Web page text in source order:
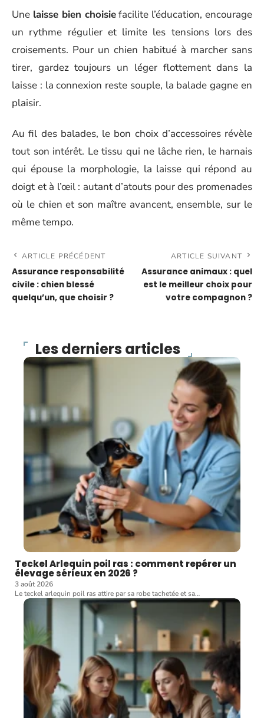
Une laisse bien choisiefacilite l’éducation, encourage
un rythme régulier et limite les tensions lors des
croisements. Pour un chien habitué à marcher sans
tirer, gardez toujours un léger flottement dans la
laisse : la connexion reste souple, la balade gagne en
plaisir.
Au fil des balades, le bon choix d’accessoires révèle
tout son intérêt. Le tissu qui ne lâche rien, le harnais
qui épouse la morphologie, la laisse qui répond au
doigt et à l’œil : autant d’atouts pour des promenades
où le chien et son maître avancent, ensemble, sur le
même tempo.
ARTICLE PRÉCÉDENT
Assurance responsabilité
civile : chien blessé
quelqu’un, que choisir ?
ARTICLE SUIVANT
Assurance animaux : quel
est le meilleur choix pour
votre compagnon ?
Les derniers articles
Teckel Arlequin poil ras : comment repérer un
élevage sérieux en 2026 ?
3 août 2026
Le teckel arlequin poil ras attire par sa robe tachetée et sa…